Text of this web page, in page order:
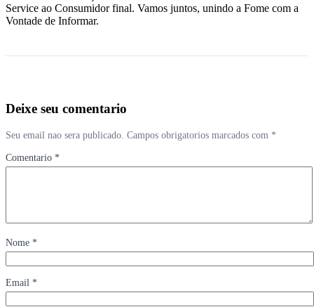
Service ao Consumidor final. Vamos juntos, unindo a Fome com a
Vontade de Informar.
Deixe seu comentario
Seu email nao sera publicado. Campos obrigatorios marcados com *
Comentario *
Nome *
Email *